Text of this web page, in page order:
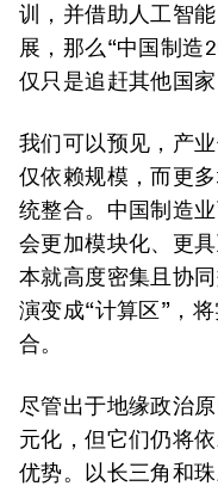
训，并借助人工智
展，那么“中国制造
仅只是追赶其他国家
我们可以预见，产
仅依赖规模，而更
统整合。中国制造
会更加模块化、更
本就高度密集且协
演变成“计算区”，
合。
尽管出于地缘政治
元化，但它们仍将
优势。以长三角和